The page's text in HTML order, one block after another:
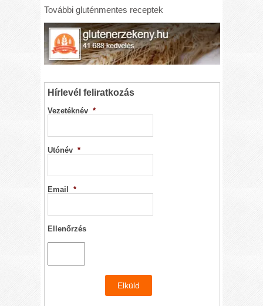
További gluténmentes receptek
Hírlevél feliratkozás
Vezetéknév *
Utónév *
Email *
Ellenőrzés